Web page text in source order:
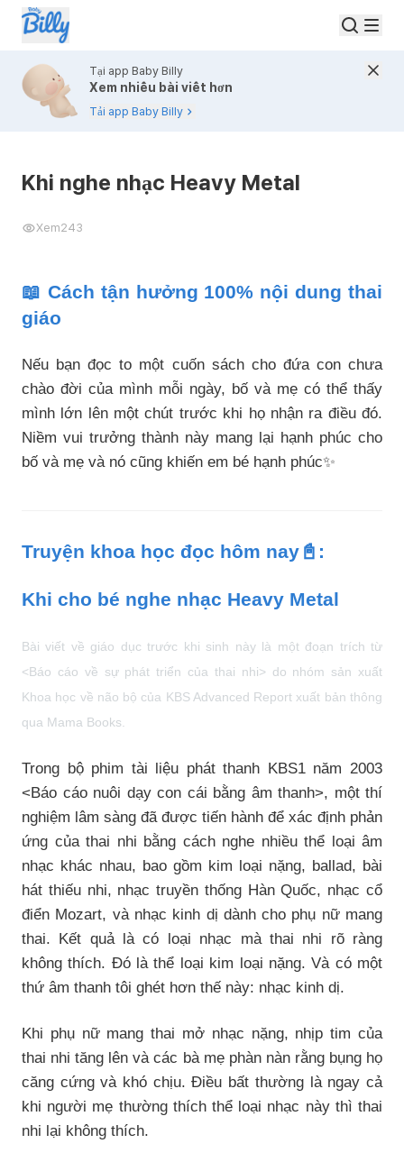
Tại app Baby Billy
Xem nhiều bài viết hơn
Tải app Baby Billy
Khi nghe nhạc Heavy Metal
Xem243
📖 Cách tận hưởng 100% nội dung thai
giáo
Nếu bạn đọc to một cuốn sách cho đứa con chưa
chào đời của mình mỗi ngày, bố và mẹ có thể thấy
mình lớn lên một chút trước khi họ nhận ra điều đó.
Niềm vui trưởng thành này mang lại hạnh phúc cho
bố và mẹ và nó cũng khiến em bé hạnh phúc✨
Truyện khoa học đọc hôm nay📓:
Khi cho bé nghe nhạc Heavy Metal
Bài viết về giáo dục trước khi sinh này là một đoạn trích từ
<Báo cáo về sự phát triển của thai nhi> do nhóm sản xuất
Khoa học về não bộ của KBS Advanced Report xuất bản thông
qua Mama Books.
Trong bộ phim tài liệu phát thanh KBS1 năm 2003
<Báo cáo nuôi dạy con cái bằng âm thanh>, một thí
nghiệm lâm sàng đã được tiến hành để xác định phản
ứng của thai nhi bằng cách nghe nhiều thể loại âm
nhạc khác nhau, bao gồm kim loại nặng, ballad, bài
hát thiếu nhi, nhạc truyền thống Hàn Quốc, nhạc cổ
điển Mozart, và nhạc kinh dị dành cho phụ nữ mang
thai. Kết quả là có loại nhạc mà thai nhi rõ ràng
không thích. Đó là thể loại kim loại nặng. Và có một
thứ âm thanh tôi ghét hơn thế này: nhạc kinh dị.
Khi phụ nữ mang thai mở nhạc nặng, nhịp tim của
thai nhi tăng lên và các bà mẹ phàn nàn rằng bụng họ
căng cứng và khó chịu. Điều bất thường là ngay cả
khi người mẹ thường thích thể loại nhạc này thì thai
nhi lại không thích.